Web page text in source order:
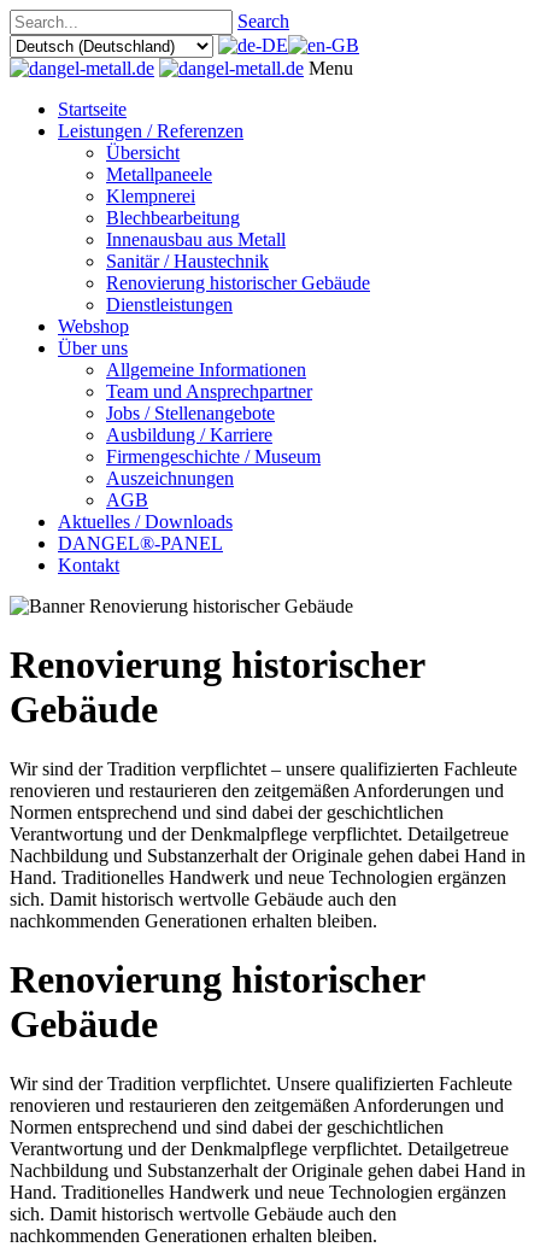
Search
Menu
Startseite
Leistungen / Referenzen
Übersicht
Metallpaneele
Klempnerei
Blechbearbeitung
Innenausbau aus Metall
Sanitär / Haustechnik
Renovierung historischer Gebäude
Dienstleistungen
Webshop
Über uns
Allgemeine Informationen
Team und Ansprechpartner
Jobs / Stellenangebote
Ausbildung / Karriere
Firmengeschichte / Museum
Auszeichnungen
AGB
Aktuelles / Downloads
DANGEL®-PANEL
Kontakt
Renovierung historischer
Gebäude
Wir sind der Tradition verpflichtet – unsere qualifizierten Fachleute
renovieren und restaurieren den zeitgemäßen Anforderungen und
Normen entsprechend und sind dabei der geschichtlichen
Verantwortung und der Denkmalpflege verpflichtet. Detailgetreue
Nachbildung und Substanzerhalt der Originale gehen dabei Hand in
Hand. Traditionelles Handwerk und neue Technologien ergänzen
sich. Damit historisch wertvolle Gebäude auch den
nachkommenden Generationen erhalten bleiben.
Renovierung historischer
Gebäude
Wir sind der Tradition verpflichtet. Unsere qualifizierten Fachleute
renovieren und restaurieren den zeitgemäßen Anforderungen und
Normen entsprechend und sind dabei der geschichtlichen
Verantwortung und der Denkmalpflege verpflichtet. Detailgetreue
Nachbildung und Substanzerhalt der Originale gehen dabei Hand in
Hand. Traditionelles Handwerk und neue Technologien ergänzen
sich. Damit historisch wertvolle Gebäude auch den
nachkommenden Generationen erhalten bleiben.